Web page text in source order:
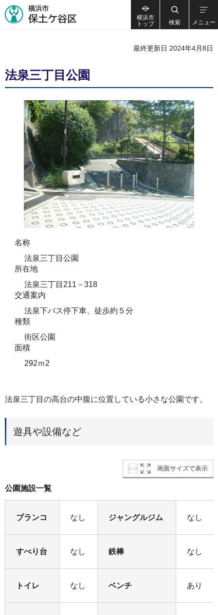
横浜市
トップ
検索 メニュー
最終更新日 2024年4月8日
法泉三丁目公園
名称
法泉三丁目公園
所在地
法泉三丁目211－318
交通案内
法泉下バス停下車、徒歩約５分
種類
街区公園
面積
292ｍ2
法泉三丁目の高台の中腹に位置している小さな公園です。
遊具や設備など
画面サイズで表示
公園施設一覧
ブランコ なし ジャングルジム なし
すべり台 なし 鉄棒 なし
トイレ なし ベンチ あり